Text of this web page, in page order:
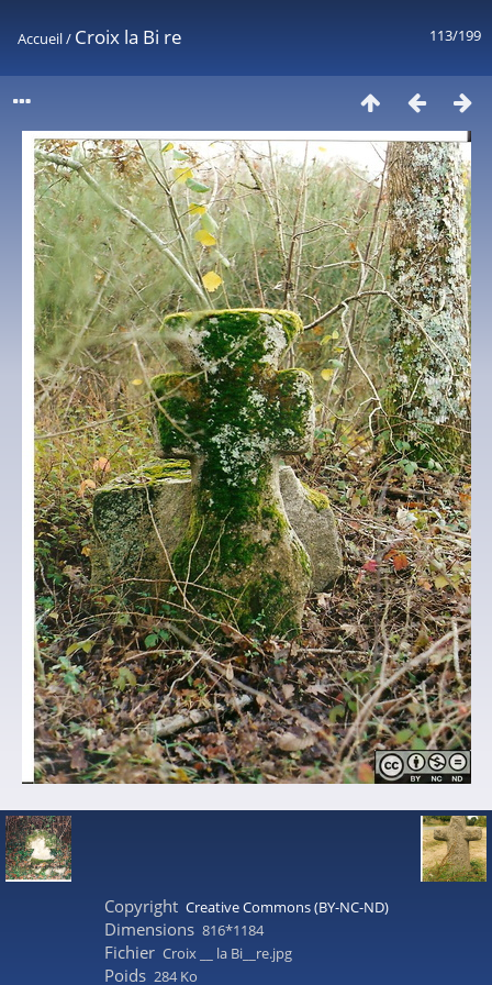
113/199
Accueil/ Croix la Bi re
Copyright Creative Commons (BY-NC-ND)
Dimensions 816*1184
Fichier Croix __ la Bi__re.jpg
Poids 284 Ko